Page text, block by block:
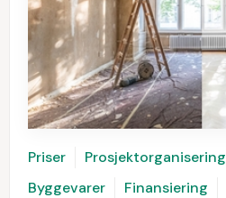
Priser Prosjektorganisering
Byggevarer
Finansiering